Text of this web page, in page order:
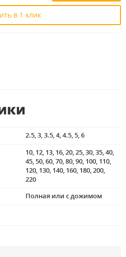
в 1 клик
2.5, 3, 3.5, 4, 4.5, 5, 6
10, 12, 13, 16, 20, 25, 30, 35, 40,
45, 50, 60, 70, 80, 90, 100, 110,
120, 130, 140, 160, 180, 200,
220
Полная или с дожимом